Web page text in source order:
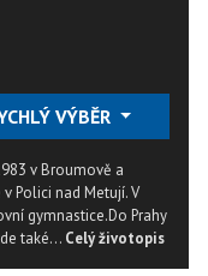
VÝBĚR
v Broumově a
Polici nad Metují. V
gymnastice.Do Prahy
také... Celý životopis